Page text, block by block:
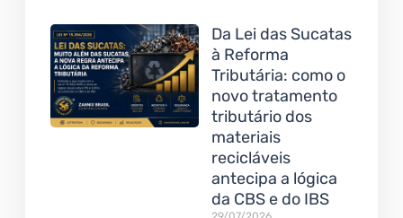
Da Lei das Sucatas
à Reforma
Tributária: como o
novo tratamento
tributário dos
materiais
recicláveis
antecipa a lógica
da CBS e do IBS